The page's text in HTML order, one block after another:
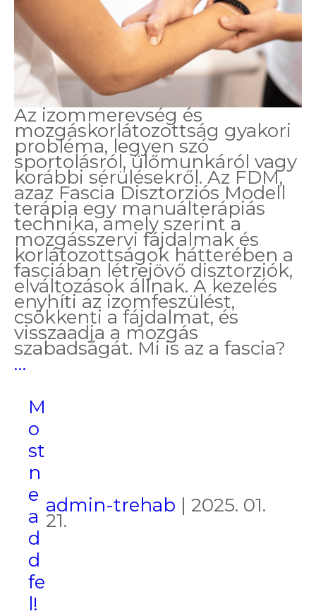
Az izommerevség és
mozgáskorlátozottság gyakori
probléma, legyen szó
sportolásról, ülőmunkáról vagy
korábbi sérülésekről. Az FDM,
azaz Fascia Disztorziós Modell
terápia egy manuálterápiás
technika, amely szerint a
mozgásszervi fájdalmak és
korlátozottságok hátterében a
fasciában létrejövő disztorziók,
elváltozások állnak. A kezelés
enyhíti az izomfeszülést,
csökkenti a fájdalmat, és
visszaadja a mozgás
szabadságát. Mi is az a fascia?
… Rugalmas
mozgás
FDM
terápiával
M
o
st
n
e
a
d
d
fe
l!
admin-trehab | 2025. 01.
21.